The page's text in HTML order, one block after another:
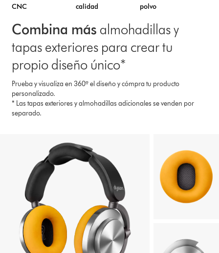
CNC
calidad
polvo
Combina más almohadillas y
tapas exteriores para crear tu
propio diseño único*
Prueba y visualiza en 360º el diseño y cómpra tu producto
personalizado.
* Las tapas exteriores y almohadillas adicionales se venden por
separado.